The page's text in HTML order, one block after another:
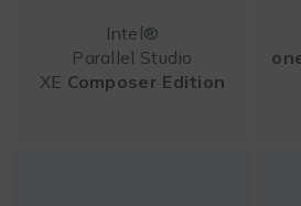
Intel®
Parallel Studio
XE Composer Edition